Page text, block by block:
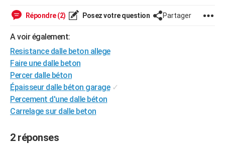
Guides de France
Escapades
Patrimoine
Expositions
Musées
Week-end nature
LIFESTYLE
SANTE
Alimentation
Guide de la santé
Maladies
Médicaments
Sommeil
VOYAGE
Destinations
City break
Voyage nature
Voyage de noces
Forum
Climat
+PHOTO
GUIDES D'ACHAT
BONS PLANS
CARTE DE VOEUX
Répondre (2) Posez votre question Partager
A voir également:
Resistance dalle beton allege
Faire une dalle beton
Percer dalle béton
Épaisseur dalle béton garage ✓
Percement d'une dalle béton
Carrelage sur dalle beton
2 réponses